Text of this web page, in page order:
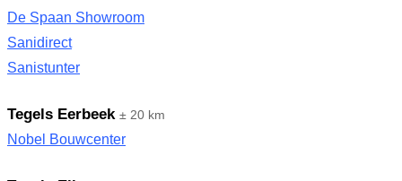
De Spaan Showroom
Sanidirect
Sanistunter
Tegels Eerbeek ± 20 km
Nobel Bouwcenter